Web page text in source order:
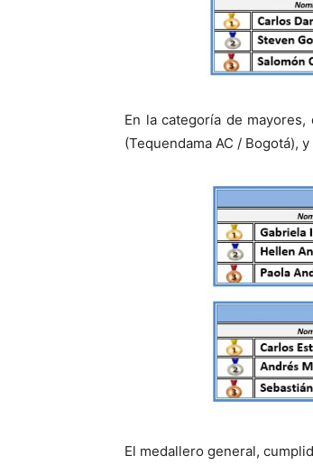
En la categoría de
(Tequendama AC / Bogotá),
El medallero general,